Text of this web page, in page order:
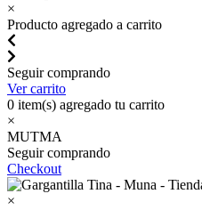
×
Producto agregado a carrito
Seguir comprando
Ver carrito
0 item(s) agregado tu carrito
×
MUTMA
Seguir comprando
Checkout
×